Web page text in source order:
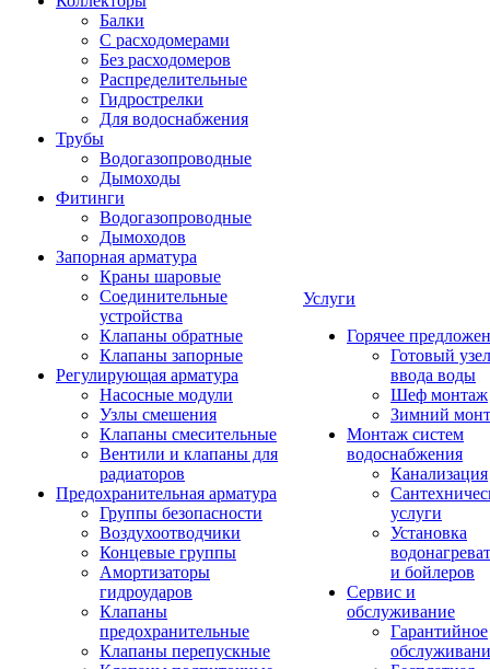
Балки
С расходомерами
Без расходомеров
Распределительные
Гидрострелки
Для водоснабжения
Трубы
Водогазопроводные
Дымоходы
Фитинги
Водогазопроводные
Дымоходов
Запорная арматура
Краны шаровые
Соединительные
устройства
Клапаны обратные
Клапаны запорные
Регулирующая арматура
Насосные модули
Узлы смешения
Клапаны смесительные
Вентили и клапаны для
радиаторов
Предохранительная арматура
Группы безопасности
Воздухоотводчики
Концевые группы
Амортизаторы
гидроударов
Клапаны
предохранительные
Клапаны перепускные
Услуги
Горячее
Готовый узел
ввода воды
Шеф монтаж
Зимний
Монтаж систем
водоснабжения
Канализация
услуги
Установка
и бойлеров
Сервис и
обслуживание
Гарантийное